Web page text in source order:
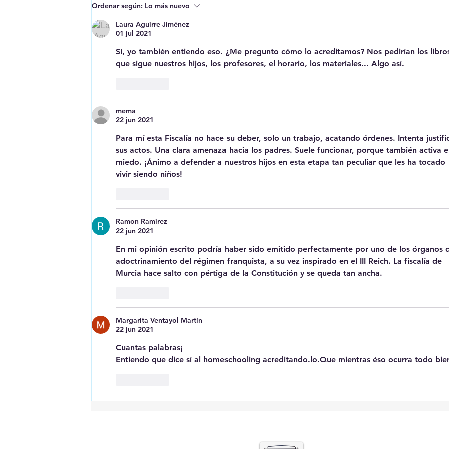
Erase una vez que se era...
los menas
El
Ordenar según: Lo más nuevo
Laura Aguirre Jiménez
01 jul 2021
Sí, yo también entiendo eso. ¿Me pregunto cómo lo acreditamos? Nos pedirían los
que sigue nuestros hijos, los profesores, el horario, los materiales... Algo así.
mema
22 jun 2021
Para mí esta Fiscalía no hace su deber, solo un trabajo, acatando órdenes. Intenta
sus actos. Una clara amenaza hacia los padres. Suele funcionar, porque también activa el
miedo. ¡Ánimo a defender a nuestros hijos en esta etapa tan peculiar que les ha tocado
vivir siendo niños!
Ramon Ramirez
22 jun 2021
En mi opinión escrito podría haber sido emitido perfectamente por uno de los órganos
adoctrinamiento del régimen franquista, a su vez inspirado en el III Reich. La fiscalía de
Murcia hace salto con pértiga de la Constitución y se queda tan ancha.
Margarita Ventayol Martín
22 jun 2021
Cuantas palabras¡
Entiendo que dice sí al homeschooling acreditando.lo.Que mientras éso ocurra todo